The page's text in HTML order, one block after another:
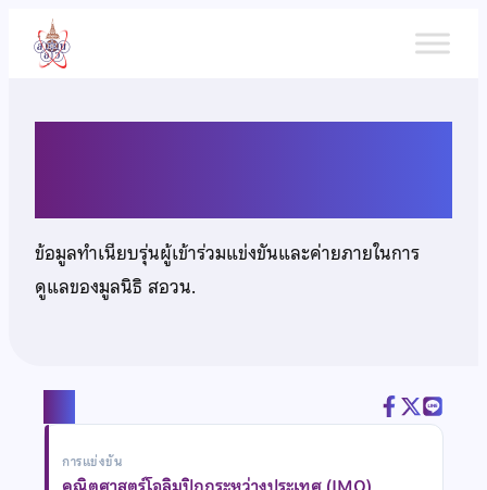
เนื้อหา
ข้อมูลทำเนียบรุ่นผู้เข้าร่วมแข่งขันและค่ายภายในการ
ดูแลของมูลนิธิ สอวน.
การแข่งขัน